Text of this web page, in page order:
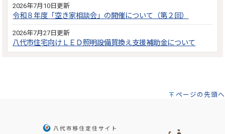
2026年7月10日更新
令和８年度「空き家相談会」の開催について（第２回）
2026年7月27日更新
八代市住宅向けＬＥＤ照明設備買換え支援補助金について
ページの先頭へ